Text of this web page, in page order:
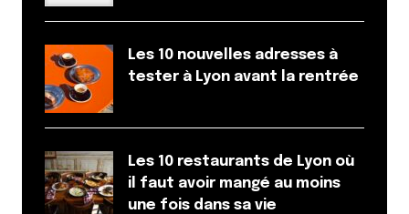
Les 10 nouvelles adresses à
tester à Lyon avant la rentrée
Les 10 restaurants de Lyon où
il faut avoir mangé au moins
une fois dans sa vie